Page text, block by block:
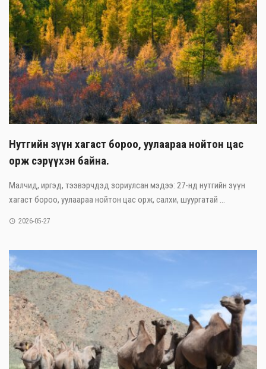
Нутгийн зүүн хагаст бороо, уулаараа нойтон цас
орж сэрүүхэн байна.
Малчид, иргэд, тээвэрчдэд зориулсан мэдээ: 27-нд нутгийн зүүн
хагаст бороо, уулаараа нойтон цас орж, салхи, шуургатай ...
2026-05-27